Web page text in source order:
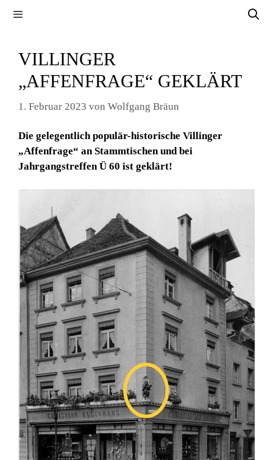
VILLINGER
„AFFENFRAGE“ GEKLÄRT
1. Februar 2023 von Wolfgang Bräun
Die gelegentlich populär-historische Villinger
„Affenfrage“ an Stammtischen und bei
Jahrgangstreffen Ü 60 ist geklärt!